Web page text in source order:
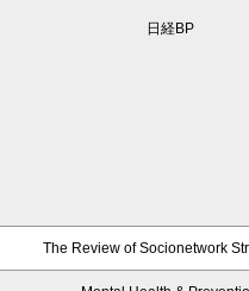
日経BP
The Review of Socionetwork